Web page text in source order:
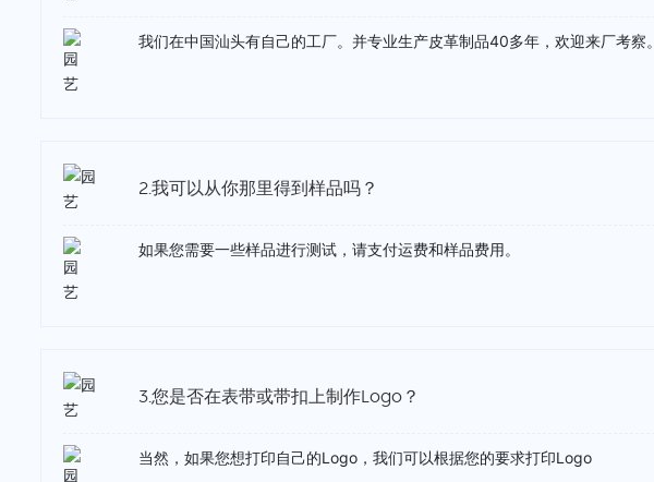
我们在中国汕头有自己的工厂。并专业生产皮革制品40多年，欢迎来厂考察。
2.我可以从你那里得到样品吗？
如果您需要一些样品进行测试，请支付运费和样品费用。
3.您是否在表带或带扣上制作Logo？
当然，如果您想打印自己的Logo，我们可以根据您的要求打印Logo